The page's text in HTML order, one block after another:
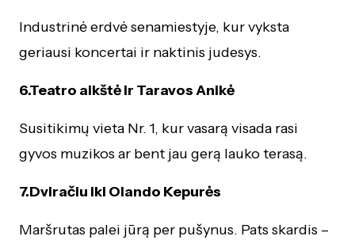
Industrinė erdvė senamiestyje, kur vyksta
geriausi koncertai ir naktinis judesys.
6.Teatro aikštė ir Taravos Anikė
Susitikimų vieta Nr. 1, kur vasarą visada rasi
gyvos muzikos ar bent jau gerą lauko terasą.
7.Dviračiu iki Olando Kepurės
Maršrutas palei jūrą per pušynus. Pats skardis –